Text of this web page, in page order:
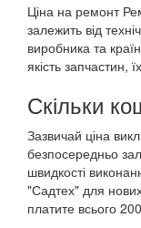
Ціна на ремонт
залежить від
виробника та
якість запчастин,
Скільки
Зазвичай ціна
безпосередньо
швидкості
"Садтех" для нових
платите всього